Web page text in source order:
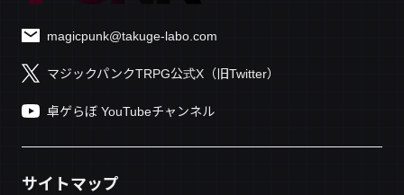
magicpunk@takuge-labo.com
マジックパンクTRPG公式X（旧Twitter）
卓ゲらぼ YouTubeチャンネル
サイトマップ